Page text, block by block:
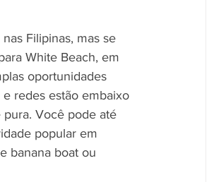
Filipinas, mas se
White Beach, em
oportunidades
redes estão embaixo
pura. Você pode até
popular em
banana boat ou